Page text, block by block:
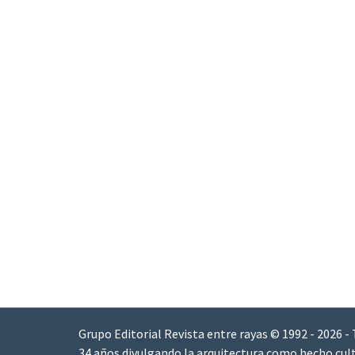
Grupo Editorial Revista entre rayas © 1992 - 2026 -